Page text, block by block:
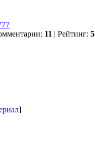
11 | Рейтинг:
]